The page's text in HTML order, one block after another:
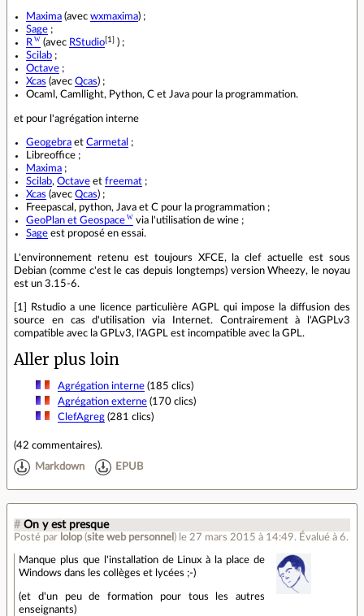
Maxima (avec wxmaxima) ;
Sage ;
R
(avec RStudio [1]
) ;
Scilab ;
Octave ;
Xcas (avec Qcas) ;
Ocaml, Camllight, Python, C et Java pour la programmation.
et pour l'agrégation interne
Geogebra et Carmetal ;
Libreoffice ;
Maxima ;
Scilab, Octave et freemat ;
Xcas (avec Qcas) ;
Freepascal, python, Java et C pour la programmation ;
GeoPlan et Geospace
via l'utilisation de wine ;
Sage est proposé en essai.
L'environnement retenu est toujours XFCE, la clef actuelle est sous
Debian (comme c'est le cas depuis longtemps) version Wheezy, le noyau
est un 3.15-6.
[1] Rstudio a une licence particulière AGPL qui impose la diffusion des
source en cas d'utilisation via Internet. Contrairement à l'AGPLv3
compatible avec la GPLv3, l'AGPL est incompatible avec la GPL.
Aller plus loin
Agrégation interne(185 clics)
Agrégation externe(170 clics)
ClefAgreg(281 clics)
(42 commentaires).
Markdown EPUB
# On y est presque
Posté par lolop(site web personnel ) le 27 mars 2015 à 14:49. Évalué à 6.
Manque plus que l'installation de Linux à la place de
Windows dans les collèges et lycées ;-)
(et d'un peu de formation pour tous les autres
enseignants)